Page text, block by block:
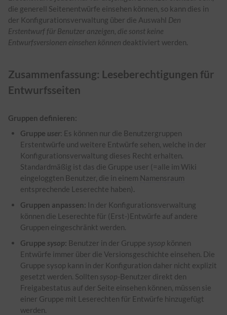
die generell Seitenentwürfe einsehen können, so kann dies in
der Konfigurationsverwaltung über die Auswahl Den
Erstentwurf für Benutzer anzeigen, die sonst keine
Entwurfsversionen einsehen können deaktiviert werden.
Zusammenfassung: Leseberechtigungen für
Entwurfsseiten
Gruppen definieren:
Gruppe user: Es können nur die Benutzergruppen
Erstentwürfe und weitere Entwürfe sehen, welche in der
Konfigurationsverwaltung dieses Recht erhalten.
Standardmäßig ist das die Gruppe user (=alle im Wiki
eingeloggten Benutzer, die in einem Namensraum
entsprechende Leserechte haben).
Gruppen anpassen: In der Konfigurationsverwaltung
können die Leserechte für (Erst-)Entwürfe auf andere
Gruppen eingeschränkt werden.
Gruppesysop: Benutzer in der Gruppe sysop können
Entwürfe immer über die Versionsgeschichte einsehen. Die
Gruppe sysop kann in der Konfiguration daher nicht explizit
gesetzt werden. Sollten sysop-Benutzer direkt den
Freigabestatus auf der Seite einsehen können, müssen sie
einer Gruppe mit Leserechten für Entwürfe hinzugefügt
werden.